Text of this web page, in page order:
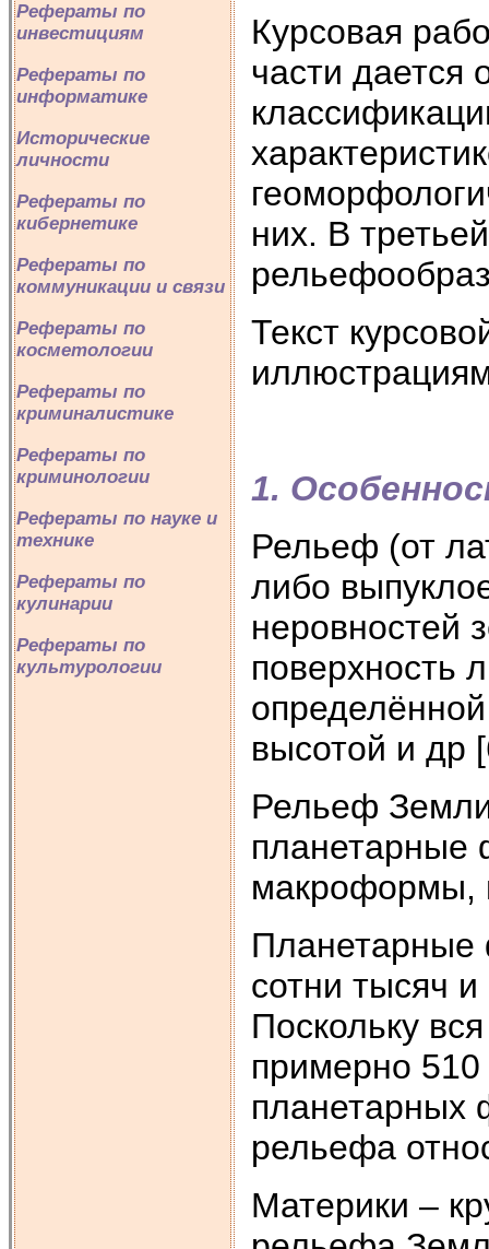
Рефераты по
инвестициям
Рефераты по
информатике
Исторические
личности
Рефераты по
кибернетике
Рефераты по
коммуникации и связи
Рефераты по
косметологии
Рефераты по
криминалистике
Рефераты по
криминологии
Рефераты по науке и
технике
Рефераты по
кулинарии
Рефераты по
культурологии
Курсовая
части дается
них. В
Текст
1.
Рельеф (от
либо
неровностей
поверхность
высотой и др
Рельеф
макроформы,
сотни тысяч
Поскольку
примерно 510
планетарных
рельефа
Материки –